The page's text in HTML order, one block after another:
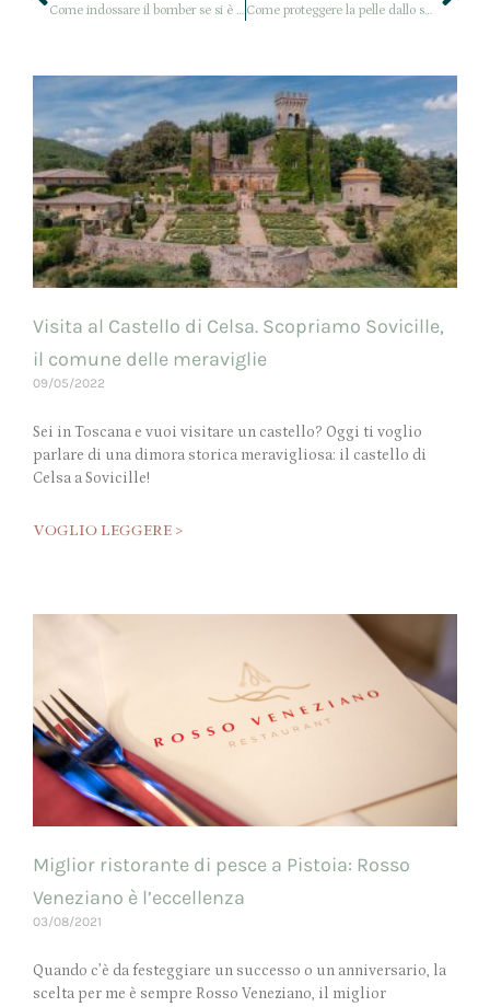
Come indossare il bomber se si è basse? Consigli outfit per ragazze petite Come proteggere la pelle dallo smog? 2 prodotti viso contro l’inquinamento
Visita al Castello di Celsa. Scopriamo Sovicille,
il comune delle meraviglie
09/05/2022
Sei in Toscana e vuoi visitare un castello? Oggi ti voglio
parlare di una dimora storica meravigliosa: il castello di
Celsa a Sovicille!
VOGLIO LEGGERE >
Miglior ristorante di pesce a Pistoia: Rosso
Veneziano è l’eccellenza
03/08/2021
Quando c’è da festeggiare un successo o un anniversario, la
scelta per me è sempre Rosso Veneziano, il miglior